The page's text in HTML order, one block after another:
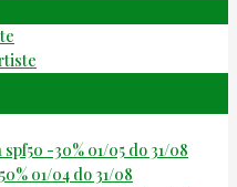
-30% 01/05 do 31/08
01/04 do 31/08